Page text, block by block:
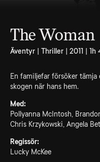
The Woman
Äventyr | Thriller | 2011 | 1h
En familjefar försöker
skogen när hans hem.
Med:
Pollyanna McIntosh,
Chris Krzykowski, Angela
Regissör:
Lucky McKee